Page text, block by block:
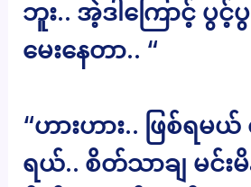
ဘူး.. အဲ့ဒါကြောင့် ပွင့်
မေးနေတာ.. “
“ဟားဟား.. ဖြစ်ရမယ်
ရယ်.. စိတ်သာချ မင်းမိ